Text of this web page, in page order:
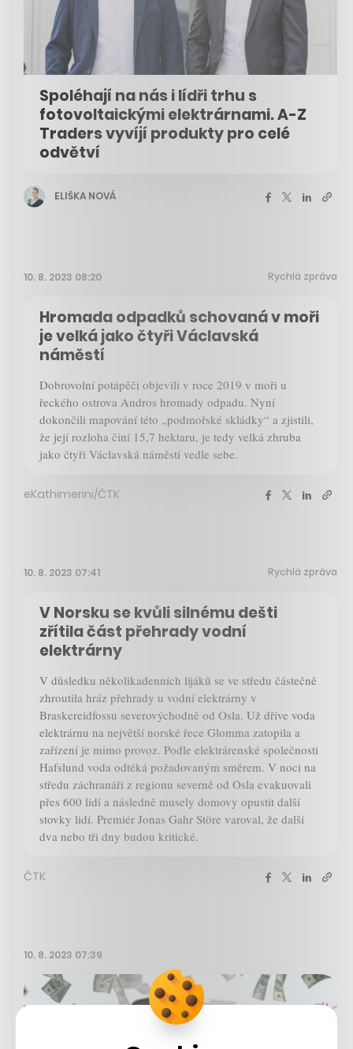
Spoléhají na nás i lídři trhu s
fotovoltaickými elektrárnami. A-Z
Traders vyvíjí produkty pro celé
odvětví
ELIŠKA NOVÁ
10. 8. 2023 08:20 Rychlá zpráva
Hromada odpadků schovaná v moři
je velká jako čtyři Václavská
náměstí
Dobrovolní potápěči objevili v roce 2019 v moři u
řeckého ostrova Andros hromady odpadu. Nyní
dokončili mapování této „podmořské skládky“ a zjistili,
že její rozloha činí 15,7 hektaru, je tedy velká zhruba
jako čtyři Václavská náměstí vedle sebe.
eKathimerini/ČTK
10. 8. 2023 07:41 Rychlá zpráva
V Norsku se kvůli silnému dešti
zřítila část přehrady vodní
elektrárny
V důsledku několikadenních lijáků se ve středu částečně
zhroutila hráz přehrady u vodní elektrárny v
Braskereidfossu severovýchodně od Osla. Už dříve voda
elektrárnu na největší norské řece Glomma zatopila a
zařízení je mimo provoz. Podle elektrárenské společnosti
Hafslund voda odtéká požadovaným směrem. V noci na
středu záchranáři z regionu severně od Osla evakuovali
přes 600 lidí a následně musely domovy opustit další
stovky lidí. Premiér Jonas Gahr Störe varoval, že další
dva nebo tři dny budou kritické.
ČTK
10. 8. 2023 07:39